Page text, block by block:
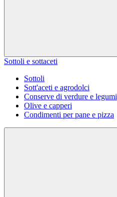
Sottoli e sottaceti
Sottoli
Sott'aceti e agrodolci
Conserve di verdure e legumi
Olive e capperi
Condimenti per pane e pizza